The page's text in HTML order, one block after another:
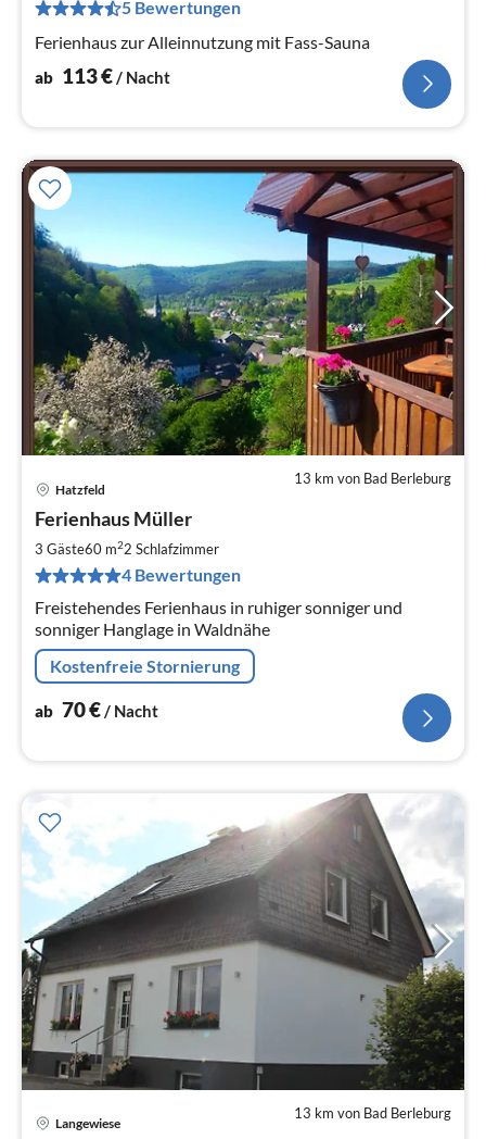
5 Bewertungen
Ferienhaus zur Alleinnutzung mit Fass-Sauna
ab 113€/ Nacht
13 km von Bad Berleburg
Hatzfeld
Ferienhaus Müller
3 Gäste60 m22 Schlafzimmer
4 Bewertungen
Freistehendes Ferienhaus in ruhiger sonniger und
sonniger Hanglage in Waldnähe
Kostenfreie Stornierung
ab 70€/ Nacht
13 km von Bad Berleburg
Langewiese